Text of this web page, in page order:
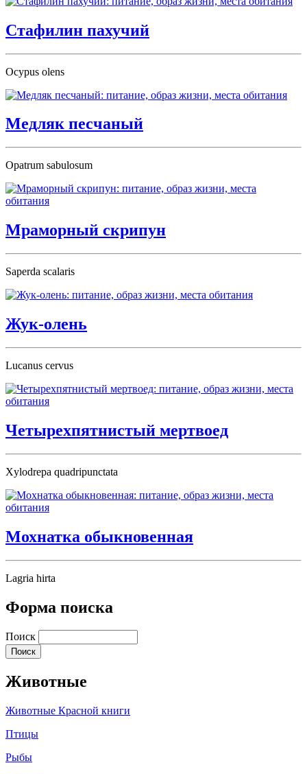
Стафилин пахучий
Ocypus olens
Медляк песчаный
Opatrum sabulosum
Мраморный скрипун
Saperda scalaris
Жук-олень
Lucanus cervus
Четырехпятнистый мертвоед
Xylodrepa quadripunctata
Мохнатка обыкновенная
Lagria hirta
Форма поиска
Поиск
Животные
Животные Красной книги
Птицы
Рыбы